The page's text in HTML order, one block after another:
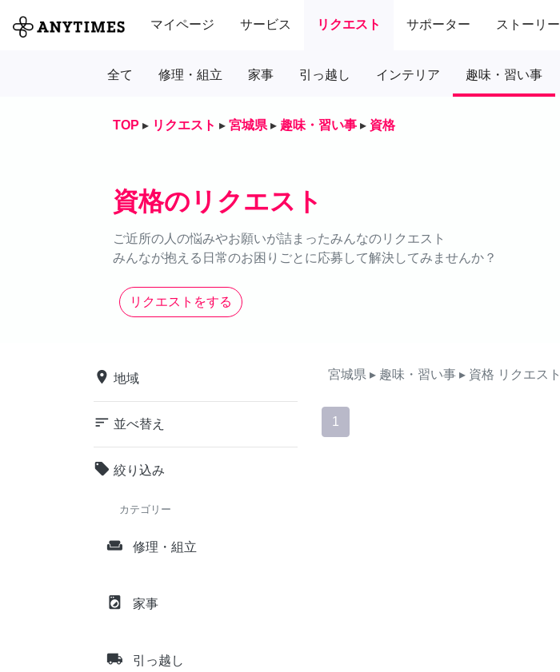
マイページ サービス リクエスト サポーター ストーリー
全て 修理・組立 家事 引っ越し インテリア 趣味・習い事
TOP ▸ リクエスト ▸ 宮城県 ▸ 趣味・習い事 ▸ 資格
資格のリクエスト
ご近所の人の悩みやお願いが詰まったみんなのリクエスト
みんなが抱える日常のお困りごとに応募して解決してみませんか？
リクエストをする
place 地域
sort 並べ替え
local_offer 絞り込み
カテゴリー
weekend 修理・組立
local_laundry_service 家事
local_shipping 引っ越し
宮城県 ▸ 趣味・習い事 ▸ 資格 リクエスト
1